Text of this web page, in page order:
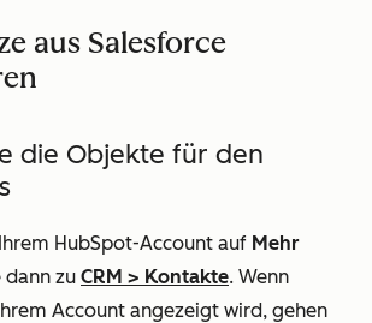
aus Salesforce
die Objekte für den
HubSpot-Account auf Mehr
dann zu CRM > Kontakte. Wenn
Account angezeigt wird, gehen